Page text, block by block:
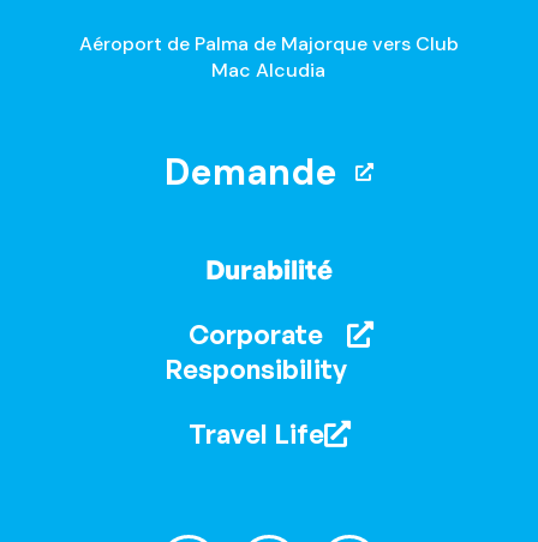
Aéroport de Palma de Majorque vers Club
Mac Alcudia
Demande
Durabilité
Corporate
Responsibility
Travel Life